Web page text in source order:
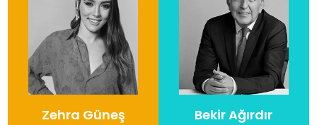
Zehra Güneş Bekir Ağırdır